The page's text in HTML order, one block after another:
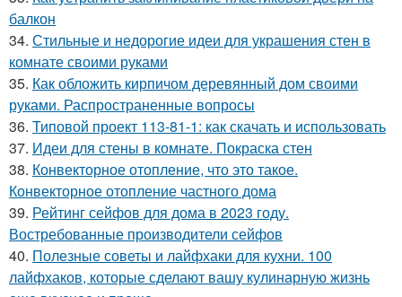
балкон
34. Стильные и недорогие идеи для украшения стен в
комнате своими руками
35. Как обложить кирпичом деревянный дом своими
руками. Распространенные вопросы
36. Типовой проект 113-81-1: как скачать и использовать
37. Идеи для стены в комнате. Покраска стен
38. Конвекторное отопление, что это такое.
Конвекторное отопление частного дома
39. Рейтинг сейфов для дома в 2023 году.
Востребованные производители сейфов
40. Полезные советы и лайфхаки для кухни. 100
лайфхаков, которые сделают вашу кулинарную жизнь